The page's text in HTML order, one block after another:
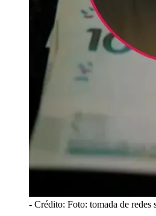
- Crédito: Foto: tomada de redes